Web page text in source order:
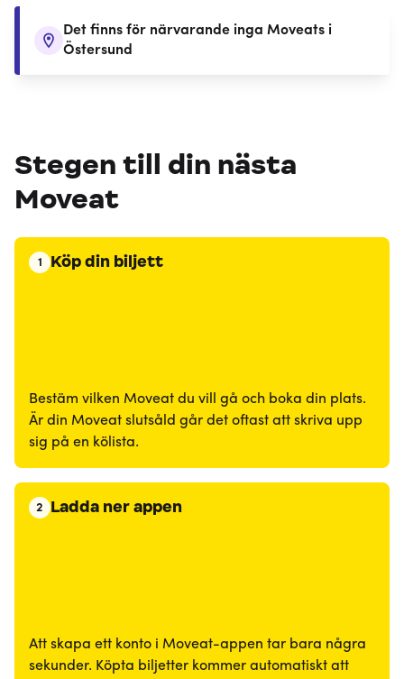
Det finns för närvarande inga Moveats i
Östersund
Stegen till din nästa
Moveat
1 Köp din biljett
Bestäm vilken Moveat du vill gå och boka din plats.
Är din Moveat slutsåld går det oftast att skriva upp
sig på en kölista.
2 Ladda ner appen
Att skapa ett konto i Moveat-appen tar bara några
sekunder. Köpta biljetter kommer automatiskt att